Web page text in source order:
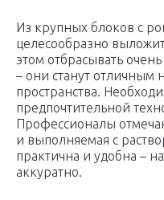
Из крупных блоков с
целесообразно
этом отбрасывать
– они станут отличным
пространства.
предпочтительной
Профессионалы
и выполняемая с
практична и удобна –
аккуратно.